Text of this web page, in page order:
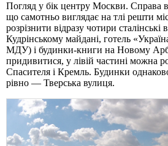
Погляд у бік центру Москви. Справа
що самотньо виглядає на тлі решти
розрізнити відразу чотири
Кудрінському майдані, готель
МДУ) і будинки-книги на Новому
придивитися, у лівій частині можна
Спасителя і Кремль. Будинки
рівно — Тверська вулиця.